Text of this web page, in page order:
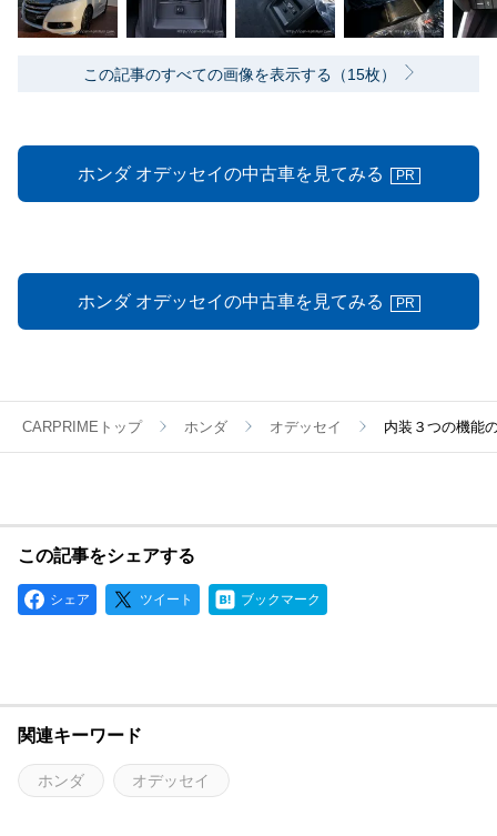
この記事のすべての画像を表示する（15枚）
ホンダ オデッセイの中古車を見てみる PR
ホンダ オデッセイの中古車を見てみる PR
CARPRIMEトップ ホンダ オデッセイ 内装３つの機能
この記事をシェアする
シェア ツイート ブックマーク
関連キーワード
ホンダ オデッセイ